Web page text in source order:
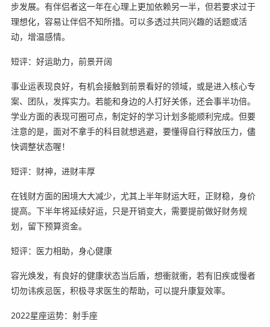
步发展。有伴侣者这一年在心理上更加依赖另一半，但若要求过于
理想化，容易让伴侣不知所措。可以多透过共同兴趣的话题或活
动，增温感情。
短评：好运助力，前景开阔
事业运表现良好，有机会接触到前景看好的领域，或是进入核心专
案、团队，发挥实力。若能和身边的人打好关係，还会事半功倍。
学业方面的表现可圈可点，制定好的学习计划多能顺利完成。但要
注意的是，面对不拿手的科目就想逃避，要懂得自行释放压力，儘
快调整状态喔！
短评：财神，进财丰厚
在钱财方面的困境大大减少，尤其上半年财运大旺，正财稳，身价
提高。下半年将延续好运，只是开销变大，需要提前做好财务规
划，留下预算资金。
短评：医力相助，身心健康
容光焕发，有良好的健康状态当后盾，想衝就衝，若有旧疾或慢者
切勿讳疾忌医，积极寻求医生的帮助，可以提升康复效率。
2022星座运势：射手座